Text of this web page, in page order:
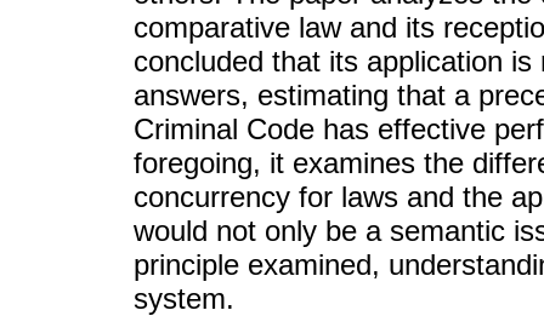
comparative law and its
concluded that its application
answers, estimating that a
Criminal Code has effective
foregoing, it examines the
concurrency for laws and the
would not only be a semantic
principle examined,
system.